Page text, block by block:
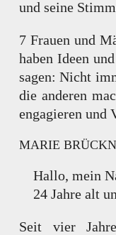
und seine
7 Frauen und
haben Ideen
sagen: Nicht
die anderen
engagieren und
MARIE
Hallo, mein
24 Jahre alt
Seit vier